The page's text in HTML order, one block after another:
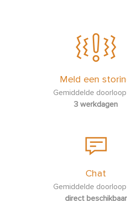
Wat betekenen de 3 streepjes in
Hoe activeer ik de automatische
Hoe maak ik vlekken op het glas
Hoe sluit ik mijn inductiekookplaat
Hoe werkt mijn inductiekookplaat?
Meld een
Gemiddelde
3 werkdagen
Chat
Gemiddelde
direct beschikbaar